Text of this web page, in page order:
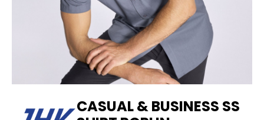
YOUR BRAND
CASUAL & BUSINESS SS